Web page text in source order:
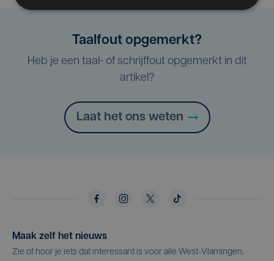
Taalfout opgemerkt?
Heb je een taal- of schrijffout opgemerkt in dit
artikel?
Laat het ons weten
Maak zelf het nieuws
Zie of hoor je iets dat interessant is voor alle West-Vlamingen,